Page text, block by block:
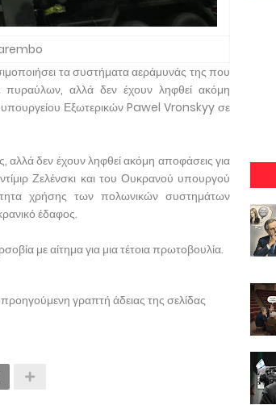
τα συστήματα αεράμυνάς της που
αλλά δεν έχουν ληφθεί ακόμη
Εξωτερικών Pawel Vronskyy σε
αλλά δεν έχουν ληφθεί ακόμη αποφάσεις για
Ζελένσκι και του Ουκρανού υπουργού
χρήσης των πολωνικών συστημάτων
έδαφος.
με αίτημα για μια τέτοια πρωτοβουλία.
γραπτή άδειας της σελίδας